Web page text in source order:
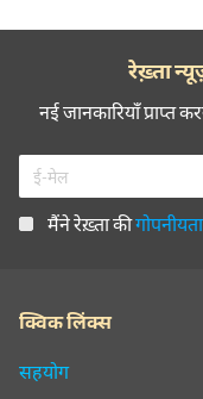
रेख़्ता
नई जानकारियाँ प्राप्त
मैंने रेख़्ता की
क्विक लिंक्स
सहयोग